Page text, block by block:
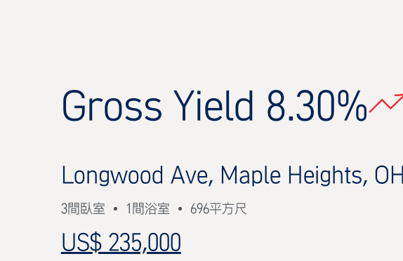
Gross Yield 8.30%
Longwood Ave, Maple Heights, OH
3間臥室 1間浴室 696平方尺
US$ 235,000